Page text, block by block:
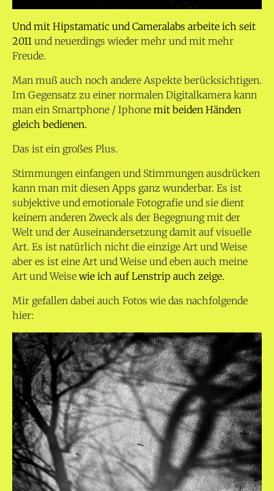
Und mit Hipstamatic und Cameralabs arbeite ich seit
2011 und neuerdings wieder mehr und mit mehr
Freude.
Man muß auch noch andere Aspekte berücksichtigen.
Im Gegensatz zu einer normalen Digitalkamera kann
man ein Smartphone / Iphone mit beiden Händen
gleich bedienen.
Das ist ein großes Plus.
Stimmungen einfangen und Stimmungen ausdrücken
kann man mit diesen Apps ganz wunderbar. Es ist
subjektive und emotionale Fotografie und sie dient
keinem anderen Zweck als der Begegnung mit der
Welt und der Auseinandersetzung damit auf visuelle
Art. Es ist natürlich nicht die einzige Art und Weise
aber es ist eine Art und Weise und eben auch meine
Art und Weise wie ich auf Lenstrip auch zeige.
Mir gefallen dabei auch Fotos wie das nachfolgende
hier: